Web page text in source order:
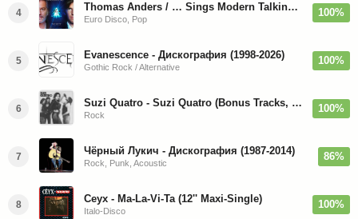
4 Thomas Anders / … Sings Modern Talking: The Best hi-res
Euro Disco, Pop
100%
5 Evanescence - Дискография (1998-2026)
Gothic Rock / Alternative
100%
6 Suzi Quatro - Suzi Quatro (Bonus Tracks, Remaster) 1973/2022
Rock
100%
7 Чёрный Лукич - Дискография (1987-2014)
Rock, Punk, Acoustic
86%
8 Ceyx - Ma-La-Vi-Ta (12'' Maxi-Single)
Italo-Disco
100%